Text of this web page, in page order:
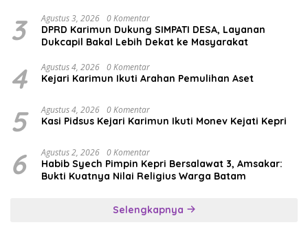
3 Agustus 3, 2026 0 Komentar
DPRD Karimun Dukung SIMPATI DESA, Layanan
Dukcapil Bakal Lebih Dekat ke Masyarakat
4 Agustus 4, 2026 0 Komentar
Kejari Karimun Ikuti Arahan Pemulihan Aset
5 Agustus 4, 2026 0 Komentar
Kasi Pidsus Kejari Karimun Ikuti Monev Kejati Kepri
6 Agustus 2, 2026 0 Komentar
Habib Syech Pimpin Kepri Bersalawat 3, Amsakar:
Bukti Kuatnya Nilai Religius Warga Batam
Selengkapnya